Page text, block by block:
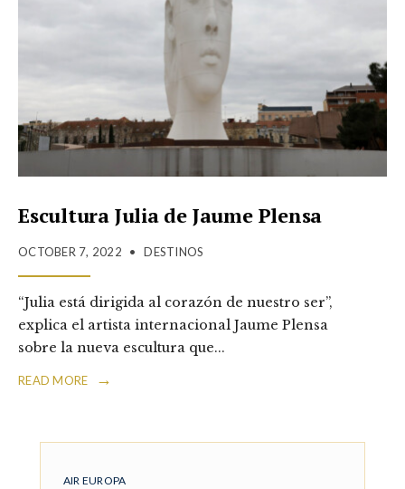
Escultura Julia de Jaume Plensa
OCTOBER 7, 2022 • DESTINOS
“Julia está dirigida al corazón de nuestro ser”,
explica el artista internacional Jaume Plensa
sobre la nueva escultura que...
READ MORE →
AIR EUROPA